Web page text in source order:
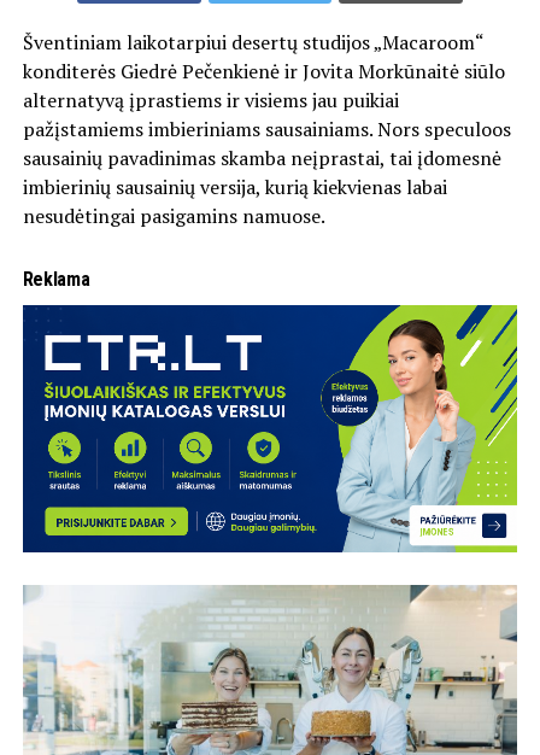
Šventiniam laikotarpiui desertų studijos „Macaroom“
konditerės Giedrė Pečenkienė ir Jovita Morkūnaitė siūlo
alternatyvą įprastiems ir visiems jau puikiai
pažįstamiems imbieriniams sausainiams. Nors speculoos
sausainių pavadinimas skamba neįprastai, tai įdomesnė
imbierinių sausainių versija, kurią kiekvienas labai
nesudėtingai pasigamins namuose.
Reklama